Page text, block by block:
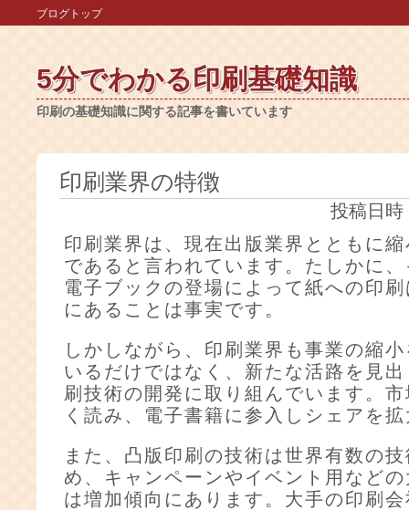
ブログトップ
5分でわかる印刷基礎知識
印刷の基礎知識に関する記事を書いています
印刷業界の特徴
投稿日時
印刷業界は、現在出版業界とともに
であると言われています。たしかに
電子ブックの登場によって紙への印
にあることは事実です。
しかしながら、印刷業界も事業の縮
いるだけではなく、新たな活路を見
刷技術の開発に取り組んでいます。
く読み、電子書籍に参入しシェアを
また、凸版印刷の技術は世界有数の
め、キャンペーンやイベント用など
は増加傾向にあります。大手の印刷